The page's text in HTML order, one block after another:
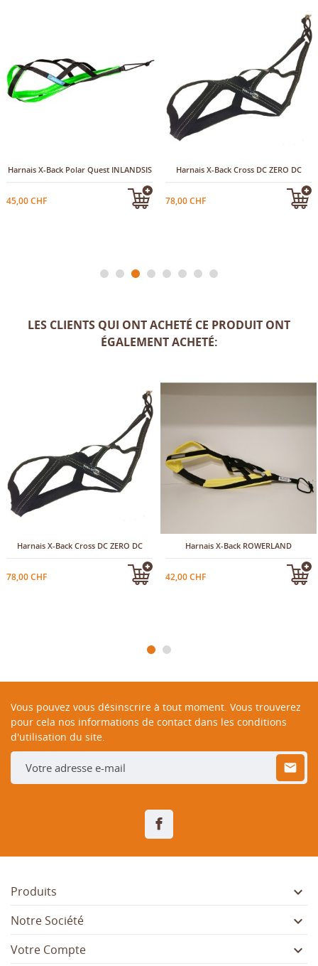
Harnais X-Back Polar Quest INLANDSIS
45,00 CHF
Harnais X-Back Cross DC ZERO DC
78,00 CHF
LES CLIENTS QUI ONT ACHETÉ CE PRODUIT ONT
ÉGALEMENT ACHETÉ:
Harnais X-Back Cross DC ZERO DC
78,00 CHF
Harnais X-Back ROWERLAND
42,00 CHF
Vous pouvez vous désinscrire à tout moment. Vous trouverez
pour cela nos informations de contact dans les conditions
d'utilisation du site.
Facebook
Produits 
Notre Société 
Votre Compte 